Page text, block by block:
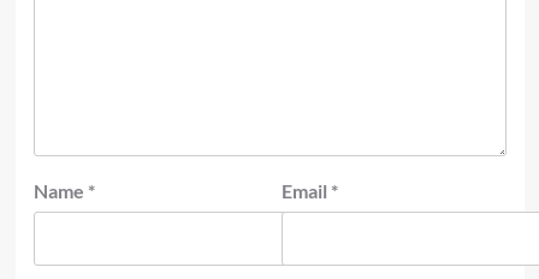
Name * Email *